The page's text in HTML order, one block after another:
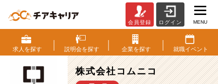
式
会
社
コ
ム
会員登録 ログイン MENU
求人を探す 説明会を探す 企業を探す 就職イベント
株式会社コムニコ